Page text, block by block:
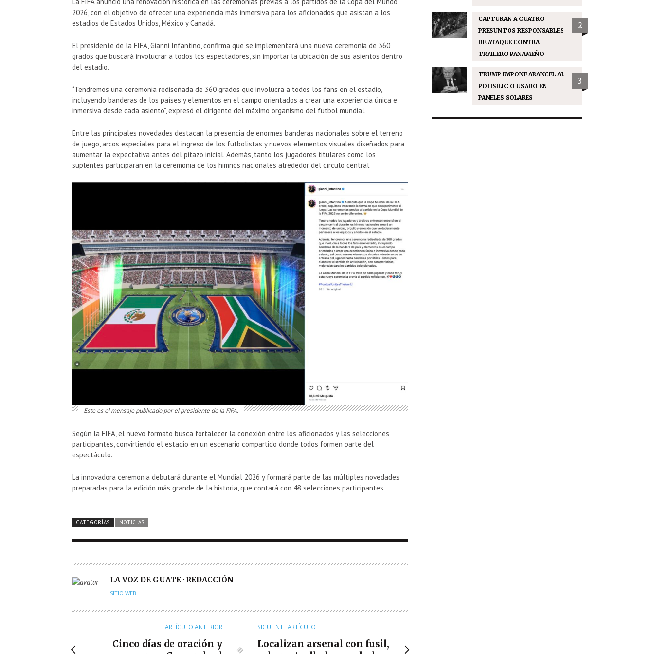
2026, con el objetivo de ofrecer una experiencia más inmersiva para los aficionados que asistan a los
estadios de Estados Unidos, México y Canadá.
El presidente de la FIFA,Gianni Infantino, confirma que se implementará una nueva ceremonia de 360
grados que buscará involucrar a todos los espectadores, sin importar la ubicación de sus asientos dentro
del estadio.
“Tendremos una ceremonia rediseñada de 360 grados que involucra a todos los fans en el estadio,
incluyendo banderas de los países y elementos en el campo orientados a crear una experiencia única e
inmersiva desde cada asiento”, expresó el dirigente del máximo organismo del futbol mundial.
Entre las principales novedades destacan la presencia de enormes banderas nacionales sobre el terreno
de juego, arcos especiales para el ingreso de los futbolistas y nuevos elementos visuales diseñados para
aumentar la expectativa antes del pitazo inicial. Además, tanto los jugadores titulares como los
suplentes participarán en la ceremonia de los himnos nacionales alrededor del círculo central.
Este es el mensaje publicado por el presidente de la FIFA.
Según la FIFA, el nuevo formato busca fortalecer la conexión entre los aficionados y las selecciones
participantes, convirtiendo el estadio en un escenario compartido donde todos formen parte del
espectáculo.
La innovadora ceremonia debutará durante el Mundial 2026 y formará parte de las múltiples novedades
preparadas para la edición más grande de la historia, que contará con 48 selecciones participantes.
CATEGORÍAS NOTICIAS
A
U
O
LA VOZ DE GUATE · REDACCIÓN
SITIO WEB
ARTÍCULO ANTERIOR
Cinco días de oración y
SIGUIENTE ARTÍCULO
Localizan arsenal con fusil,
CAPTURAN A CUATRO
PRESUNTOS RESPONSABLES
DE ATAQUE CONTRA
TRAILERO PANAMEÑO
2
TRUMP IMPONE ARANCEL AL
POLISILICIO USADO EN
PANELES SOLARES
3